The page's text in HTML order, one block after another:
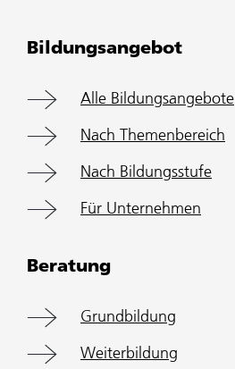
Bildungsangebot
Alle Bildungsangebote
Nach Themenbereich
Nach Bildungsstufe
Für Unternehmen
Beratung
Grundbildung
Weiterbildung